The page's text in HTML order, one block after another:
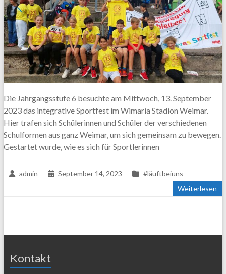
Die Jahrgangsstufe 6 besuchte am Mittwoch, 13. September
2023 das integrative Sportfest im Wimaria Stadion Weimar.
Hier trafen sich Schülerinnen und Schüler der verschiedenen
Schulformen aus ganz Weimar, um sich gemeinsam zu bewegen.
Gestartet wurde, wie es sich für Sportlerinnen
admin September 14, 2023
#läuftbeiuns
Weiterlesen
Kontakt